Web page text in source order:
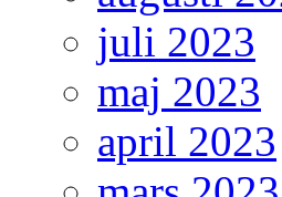
juli 2023
maj 2023
april 2023